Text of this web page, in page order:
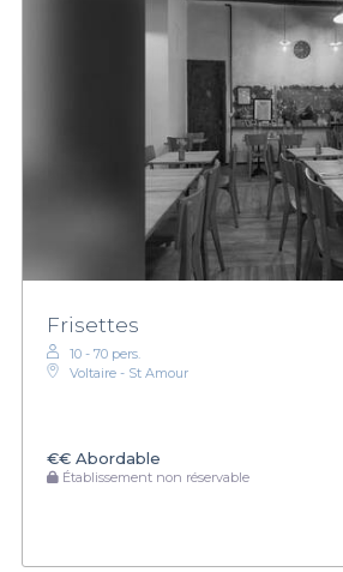
Frisettes
10 - 70 pers.
Voltaire - St Amour
€€ Abordable
Établissement non réservable